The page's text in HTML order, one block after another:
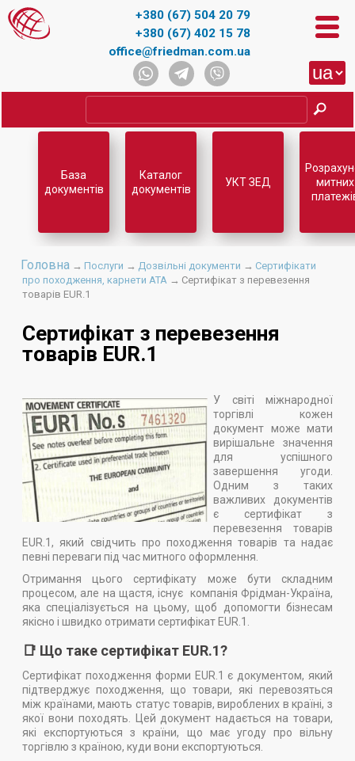
+380 (67) 504 20 79
+380 (67) 402 15 78
office@friedman.com.ua
Головна → Послуги → Дозвільні документи → Сертифікати
про походження, карнети АТА → Сертифікат з перевезення
товарів EUR.1
Сертифікат з перевезення
товарів EUR.1
У світі міжнародної
торгівлі кожен
документ може мати
вирішальне значення
для успішного
завершення угоди.
Одним з таких
важливих документів
є сертифікат з
перевезення товарів
EUR.1, який свідчить про походження товарів та надає
певні переваги під час митного оформлення.
Отримання цього сертифікату може бути складним
процесом, але на щастя, існує компанія Фрідман-Україна,
яка спеціалізується на цьому, щоб допомогти бізнесам
якісно і швидко отримати сертифікат EUR.1.
📑 Що таке сертифікат EUR.1?
Сертифікат походження форми EUR.1 є документом, який
підтверджує походження, що товари, які перевозяться
між країнами, мають статус товарів, вироблених в країні, з
якої вони походять. Цей документ надається на товари,
які експортуються з країни, що має угоду про вільну
торгівлю з країною, куди вони експортуються.
База
документів
Каталог
документів
УКТ ЗЕД
митних